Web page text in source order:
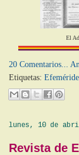
El
20 Comentarios...
Etiquetas:
lunes, 10 de
Revista de